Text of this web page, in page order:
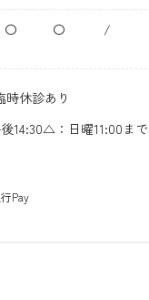
〇 〇 /
休診あり
14:30△：日曜11:00まで
Pay